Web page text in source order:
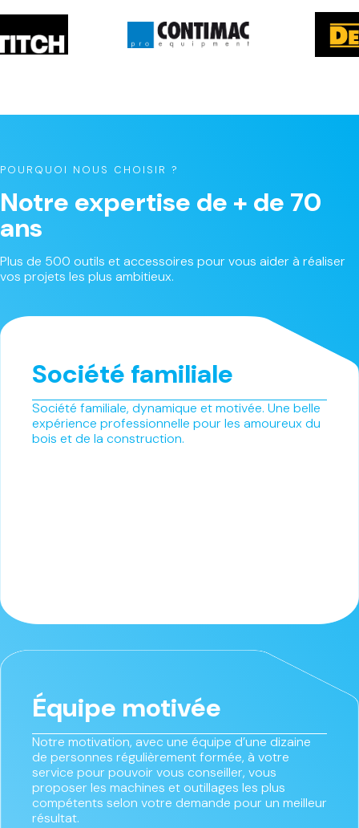
POURQUOI NOUS CHOISIR ?
Notre expertise de + de 70
ans
Plus de 500 outils et accessoires pour vous aider à réaliser
vos projets les plus ambitieux.
Société familiale
Société familiale, dynamique et motivée. Une belle
expérience professionnelle pour les amoureux du
bois et de la construction.
Équipe motivée
Notre motivation, avec une équipe d’une dizaine
de personnes régulièrement formée, à votre
service pour pouvoir vous conseiller, vous
proposer les machines et outillages les plus
compétents selon votre demande pour un meilleur
résultat.